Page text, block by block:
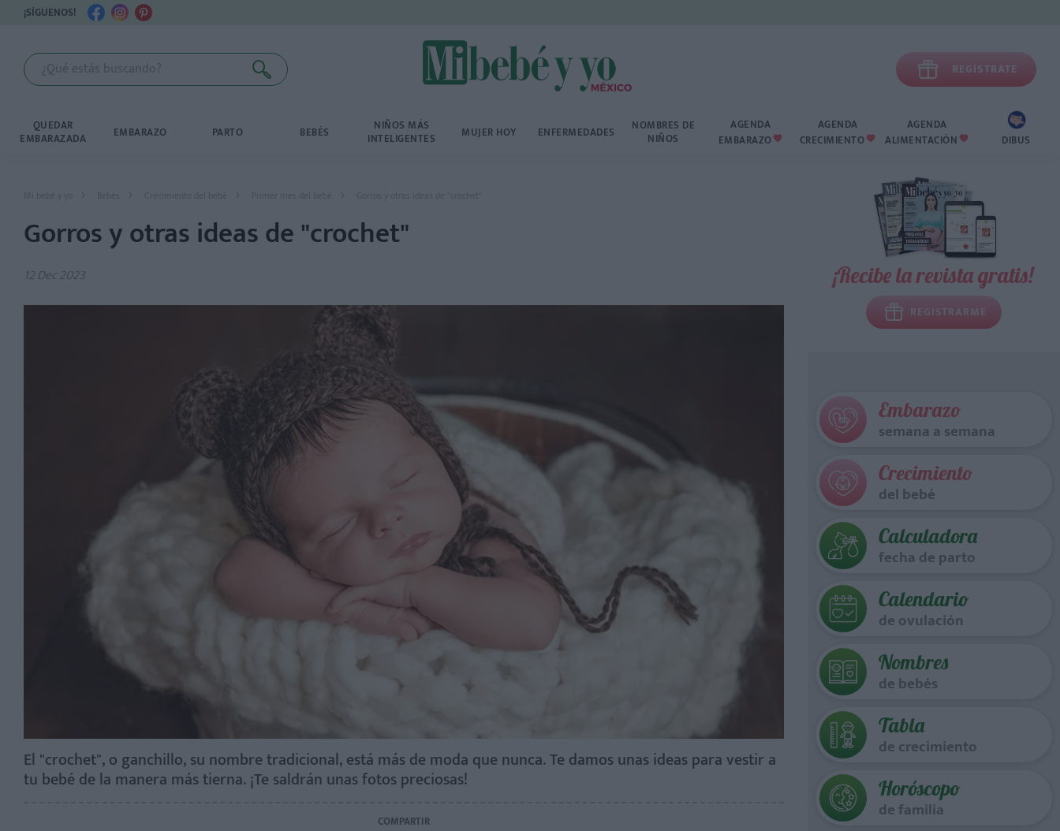
¡SÍGUENOS!
 REGÍSTRATE
QUEDAR
EMBARAZADA EMBARAZO PARTO BEBÉS NIÑOS MÁS
INTELIGENTES MUJER HOY ENFERMEDADES NOMBRES DE
NIÑOS
AGENDA
EMBARAZO 
AGENDA
CRECIMIENTO 
AGENDA
ALIMENTACIÓN  DIBUS
Mi bebé y yo Bebés Crecimiento del bebé Primer mes del bebé Gorros y otras ideas de "crochet"
Gorros y otras ideas de "crochet"
12 Dec 2023
El "crochet", o ganchillo, su nombre tradicional, está más de moda que nunca. Te damos unas ideas para vestir a
tu bebé de la manera más tierna. ¡Te saldrán unas fotos preciosas!
COMPARTIR
¡Recibe la revista gratis!
REGISTRARME
Embarazo
semana a semana
Crecimiento
del bebé
Calculadora
fecha de parto
Calendario
de ovulación
Nombres
de bebés
Tabla
de crecimiento
Horóscopo
de familia